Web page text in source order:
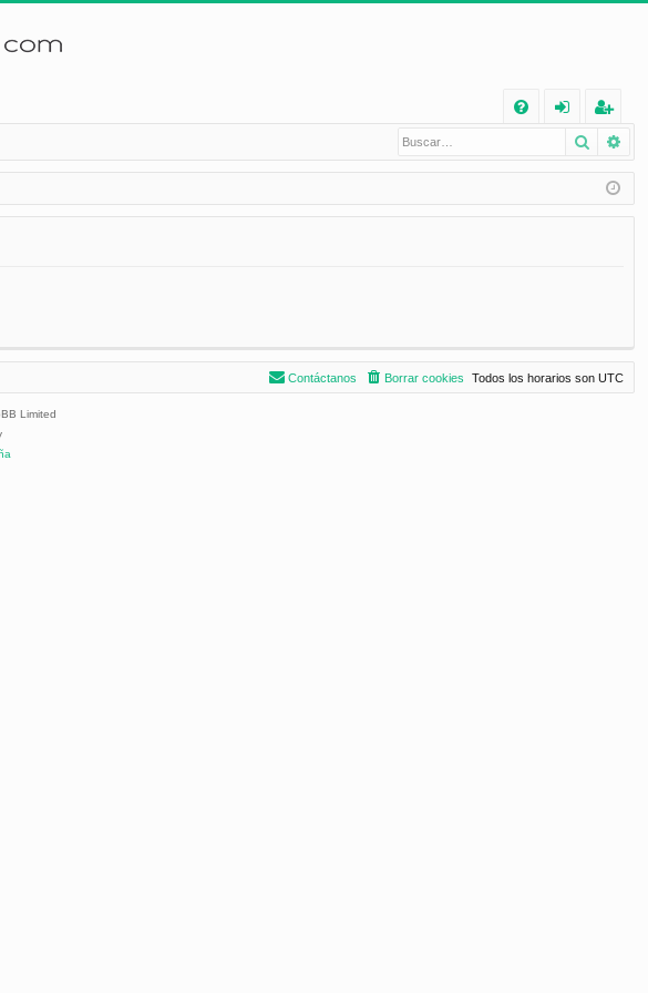
Q
nt
ifi
eg
ist
ra
Buscar
Todos los horarios son UTC
Borrar cookies
Contáctanos
Limited